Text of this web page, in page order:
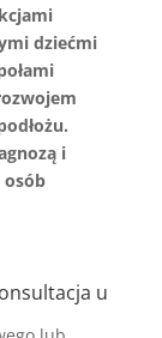
dziećmi
i
u